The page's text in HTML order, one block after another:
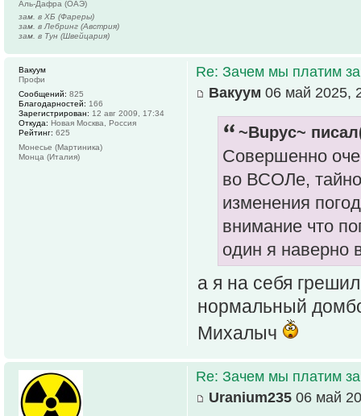
Аль-Дафра (ОАЭ)
зам. в ХБ (Фареры)
зам. в Лебринг (Австрия)
зам. в Тун (Швейцария)
Re: Зачем мы платим
Вакуум 06 май 2025,
~Bupyc~
Совершенно
во ВСОЛе,
изменения
внимание что
один я наверно
а я на себя
нормальный
Михалыч
Вакуум
Профи
Сообщений: 825
Благодарностей: 166
Зарегистрирован: 12 авг 2009, 17:34
Откуда: Новая Москва, Россия
Рейтинг: 625
Монесье (Мартиника)
Монца (Италия)
Re: Зачем мы платим
Uranium235 06 май